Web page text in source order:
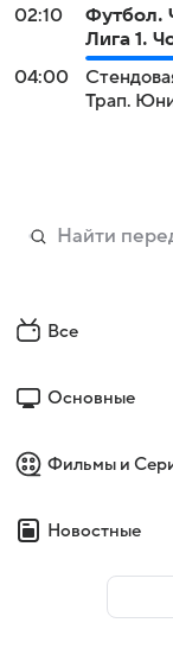
02:10
Футбол.
Лига 1.
04:00
Трап.
Все
Основные
Фильмы и
Новостные